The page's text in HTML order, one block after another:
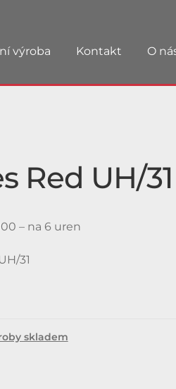
výroba Kontakt O
Red UH/31
– na 6 uren
31
skladem